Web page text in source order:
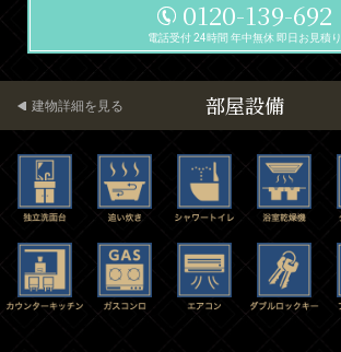
0120-139-692
電話受付 24時間 年中無休 即日お見積り
部屋設備
建物詳細を見る